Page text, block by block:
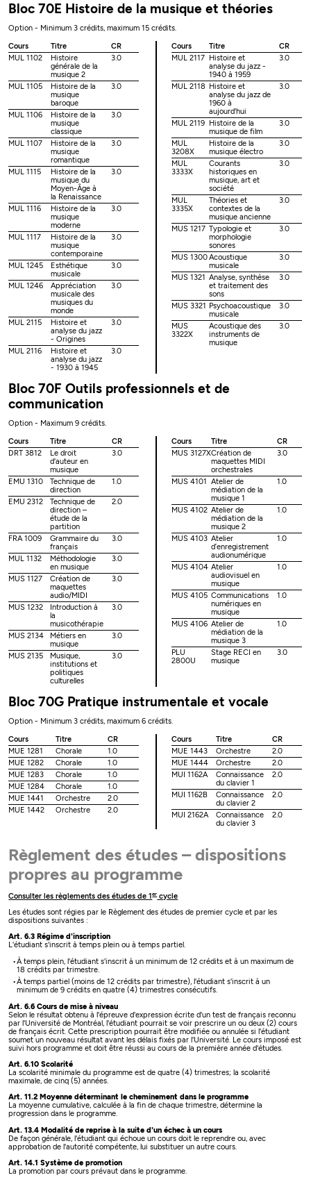
Bloc 70E Histoire de la musique et théories
Option - Minimum 3 crédits, maximum 15 crédits.
Cours
Titre
CR
MUL 1102
Histoire
générale de la
musique 2
3.0
MUL 1105
Histoire de la
musique
baroque
3.0
MUL 1106
Histoire de la
musique
classique
3.0
MUL 1107
Histoire de la
musique
romantique
3.0
MUL 1115
Histoire de la
musique du
Moyen-Âge à
la Renaissance
3.0
MUL 1116
Histoire de la
musique
moderne
3.0
MUL 1117
Histoire de la
musique
contemporaine
3.0
MUL 1245
Esthétique
musicale
3.0
MUL 1246
Appréciation
musicale des
musiques du
monde
3.0
MUL 2115
Histoire et
analyse du jazz
- Origines
3.0
MUL 2116
Histoire et
analyse du jazz
- 1930 à 1945
3.0
Cours Titre
CR
MUL 2117 Histoire et
analyse du jazz -
1940 à 1959
3.0
MUL 2118 Histoire et
analyse du jazz de
1960 à
aujourd'hui
3.0
MUL 2119 Histoire de la
musique de film
3.0
MUL
3208X
Histoire de la
musique électro
3.0
MUL
3333X
Courants
historiques en
musique, art et
société
3.0
MUL
3335X
Théories et
contextes de la
musique ancienne
3.0
MUS 1217 Typologie et
morphologie
sonores
3.0
MUS 1300Acoustique
musicale
3.0
MUS 1321 Analyse, synthèse
et traitement des
sons
3.0
MUS 3321 Psychoacoustique
musicale
3.0
MUS
3322X
Acoustique des
instruments de
musique
3.0
Bloc 70F Outils professionnels et de
communication
Option - Maximum 9 crédits.
Cours
Titre
CR
DRT 3812
Le droit
d'auteur en
musique
3.0
EMU 1310
Technique de
direction
1.0
EMU 2312
Technique de
direction –
étude de la
partition
2.0
FRA 1009
Grammaire du
français
3.0
MUL 1132
Méthodologie
en musique
3.0
MUS 1127
Création de
maquettes
audio/MIDI
3.0
MUS 1232
Introduction à
la
musicothérapie
3.0
MUS 2134
Métiers en
musique
3.0
MUS 2135
Musique,
institutions et
politiques
culturelles
3.0
Cours Titre
CR
MUS 3127XCréation de
maquettes MIDI
orchestrales
3.0
MUS 4101 Atelier de
médiation de la
musique 1
1.0
MUS 4102 Atelier de
médiation de la
musique 2
1.0
MUS 4103 Atelier
d’enregistrement
audionumérique
1.0
MUS 4104 Atelier
audiovisuel en
musique
1.0
MUS 4105 Communications
numériques en
musique
1.0
MUS 4106 Atelier de
médiation de la
musique 3
1.0
PLU
2800U
Stage RECI en
musique
3.0
Bloc 70G Pratique instrumentale et vocale
Option - Minimum 3 crédits, maximum 6 crédits.
Cours
Titre
CR
MUE 1281
Chorale
1.0
MUE 1282
Chorale
1.0
MUE 1283
Chorale
1.0
MUE 1284
Chorale
1.0
MUE 1441
Orchestre
2.0
MUE 1442
Orchestre 2.0
Cours Titre
CR
MUE 1443
Orchestre
2.0
MUE 1444
Orchestre
2.0
MUI 1162A
Connaissance
du clavier 1
2.0
MUI 1162B
Connaissance
du clavier 2
2.0
MUI 2162A
Connaissance
du clavier 3
2.0
Règlement des études – dispositions
propres au programme
Consulter les règlements des études de 1ercycle
Les études sont régies par le Règlement des études de premier cycle et par les
dispositions suivantes :
Art. 6.3 Régime d'inscription
L'étudiant s'inscrit à temps plein ou à temps partiel.
À temps plein, l'étudiant s'inscrit à un minimum de 12 crédits et à un maximum de
18 crédits par trimestre.
À temps partiel (moins de 12 crédits par trimestre), l'étudiant s'inscrit à un
minimum de 9 crédits en quatre (4) trimestres consécutifs.
Art. 6.6 Cours de mise à niveau
Selon le résultat obtenu à l'épreuve d'expression écrite d'un test de français reconnu
par l'Université de Montréal, l'étudiant pourrait se voir prescrire un ou deux (2) cours
de français écrit. Cette prescription pourrait être modifiée ou annulée si l'étudiant
soumet un nouveau résultat avant les délais fixés par l'Université. Le cours imposé est
suivi hors programme et doit être réussi au cours de la première année d'études.
Art. 6.10 Scolarité
La scolarité minimale du programme est de quatre (4) trimestres; la scolarité
maximale, de cinq (5) années.
Art. 11.2 Moyenne déterminant le cheminement dans le programme
La moyenne cumulative, calculée à la fin de chaque trimestre, détermine la
progression dans le programme.
Art. 13.4 Modalité de reprise à la suite d'un échec à un cours
De façon générale, l'étudiant qui échoue un cours doit le reprendre ou, avec
approbation de l'autorité compétente, lui substituer un autre cours.
Art. 14.1 Système de promotion
La promotion par cours prévaut dans le programme.